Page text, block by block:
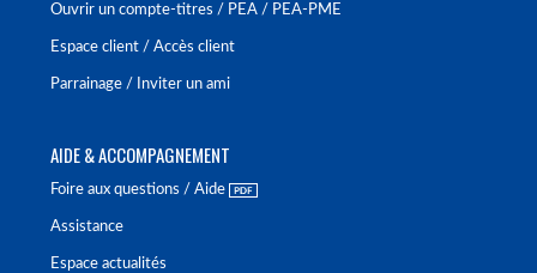
Ouvrir un compte-titres / PEA / PEA-PME
Espace client / Accès client
Parrainage / Inviter un ami
AIDE & ACCOMPAGNEMENT
Foire aux questions / Aide
Assistance
Espace actualités